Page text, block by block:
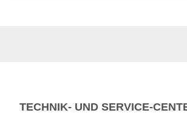
TECHNIK- UND SERVICE-